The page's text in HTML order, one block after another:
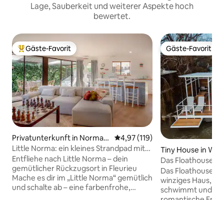
Lage, Sauberkeit und weiterer Aspekte hoch
bewertet.
Beliebter Gäste-Favorit.
Gäste-Favorit
Privatunterkunft in Norman
ville
Durchschnittliche Bewertung:
4,97 (119)
Little Norma: ein kleines Strandpad mit
viel Stil
Entfliehe nach Little Norma – dein
gemütlicher Rückzugsort in Fleurieu
Mache es dir im „Little Norma“ gemütlich
und schalte ab – eine farbenfrohe,
Gäste-Favorit
Gäste-Favorit
Tiny House in
Das Floathouse –
Tiny House auf
Das Floathouse
winziges Haus,
schwimmt und